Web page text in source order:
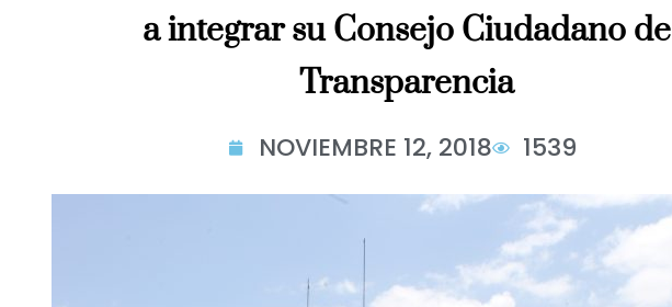
a integrar su Consejo Ciudadano de
Transparencia
NOVIEMBRE 12, 2018 1539